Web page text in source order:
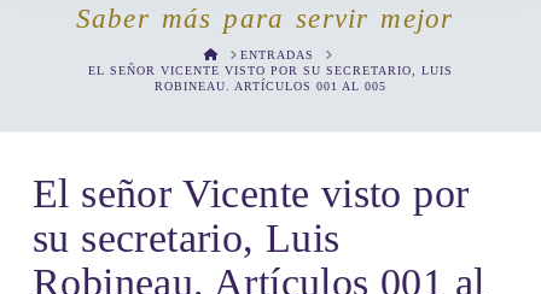
Saber más para servir mejor
HOMEENTRADAS
EL SEÑOR VICENTE VISTO POR SU SECRETARIO, LUIS
ROBINEAU. ARTÍCULOS 001 AL 005
El señor Vicente visto por
su secretario, Luis
Robineau. Artículos 001 al